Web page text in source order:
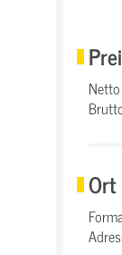
Netto
Ort